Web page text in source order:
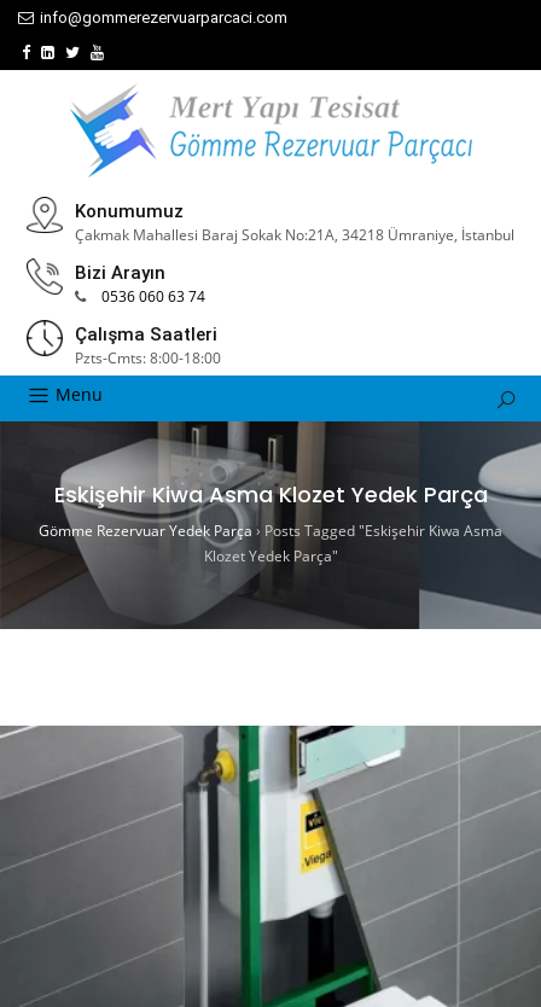
info@gommerezervuarparcaci.com
Konumumuz
Çakmak Mahallesi Baraj Sokak No:21A, 34218 Ümraniye, İstanbul
Bizi Arayın
0536 060 63 74
Çalışma Saatleri
Pzts-Cmts: 8:00-18:00
Menu
Eskişehir Kiwa Asma Klozet Yedek Parça
Gömme Rezervuar Yedek Parça › Posts Tagged "Eskişehir Kiwa Asma
Klozet Yedek Parça"